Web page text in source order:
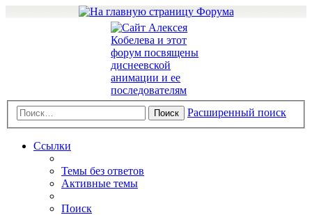
Поиск Расширенный поиск
Ссылки
Темы без ответов
Активные темы
Поиск